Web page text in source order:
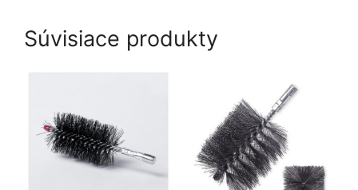
Súvisiace produkty